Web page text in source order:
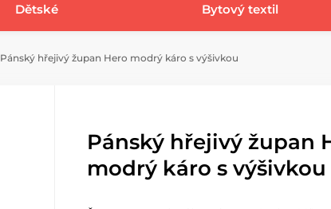
Dětské Bytový textil
Pánský hřejivý župan Hero modrý káro s výšivkou
Pánský hřejivý župan
modrý káro s výšivkou